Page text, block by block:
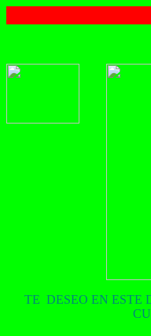
TE DESEO EN ESTE